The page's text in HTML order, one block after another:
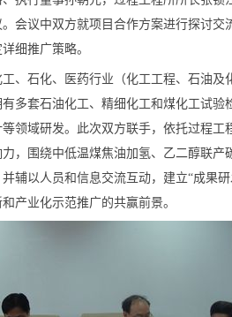
会议中双方就项目合作方案进行探讨交
细推广策略。
、石化、医药行业（化工工程、石油及
多套石油化工、精细化工和煤化工试验
领域研发。此次双方联手，依托过程工
，围绕中低温煤焦油加氢、乙二醇联产
辅以人员和信息交流互动，建立“成果
产业化示范推广的共赢前景。